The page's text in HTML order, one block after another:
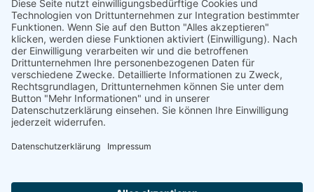
Büro- oder Telefonzeiten. Gerne können Sie mir
jederzeit eine E-Mail schreiben oder eine Nachricht
auf dem Anrufbeantworter hinterlassen. Ich melde
mich so bald wie möglich bei Ihnen zurück.
Vielen Dank für Ihr Verständnis.
Medien Schlicker
Obermögersheim 16a